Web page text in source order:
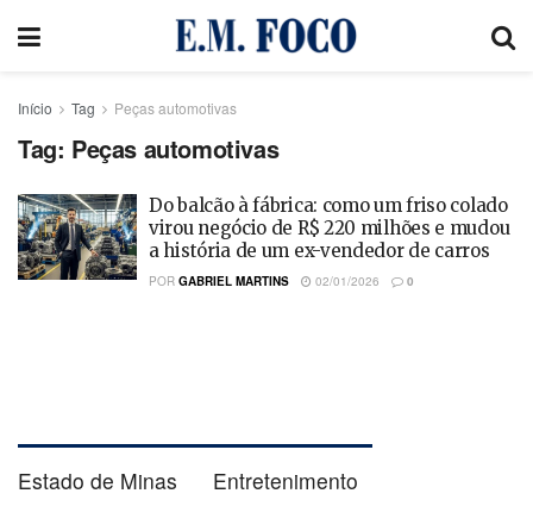
Início Tag Peças automotivas
Tag: Peças automotivas
Do balcão à fábrica: como um friso colado
virou negócio de R$ 220 milhões e mudou
a história de um ex-vendedor de carros
POR GABRIEL MARTINS 02/01/2026 0
Estado de Minas Entretenimento